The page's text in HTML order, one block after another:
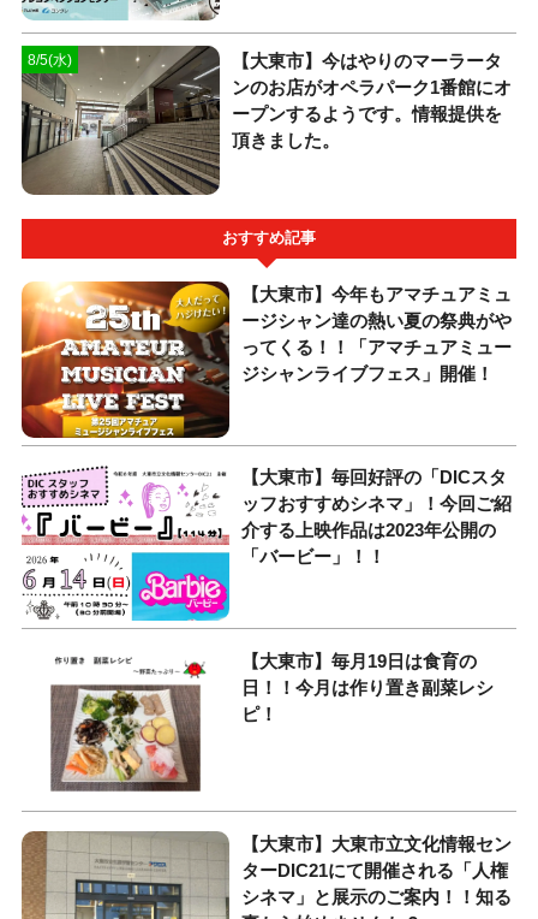
8/5(水)
【大東市】今はやりのマーラータ
ンのお店がオペラパーク1番館にオ
ープンするようです。情報提供を
頂きました。
おすすめ記事
【大東市】今年もアマチュアミュ
ージシャン達の熱い夏の祭典がや
ってくる！！「アマチュアミュー
ジシャンライブフェス」開催！
【大東市】毎回好評の「DICスタ
ッフおすすめシネマ」！今回ご紹
介する上映作品は2023年公開の
「バービー」！！
【大東市】毎月19日は食育の
日！！今月は作り置き副菜レシ
ピ！
【大東市】大東市立文化情報セン
ターDIC21にて開催される「人権
シネマ」と展示のご案内！！知る